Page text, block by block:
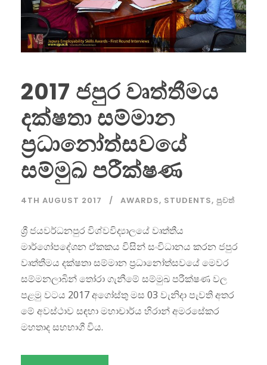
2017 ජපුර වෘත්තීමය
දක්ෂතා සම්මාන
ප්‍රධානෝත්සවයේ
සම්මුඛ පරීක්ෂණ
4TH AUGUST 2017 AWARDS, STUDENTS, පුවත්
ශ්‍රී ජයවර්ධනපුර විශ්වවිද්‍යාලයේ වෘත්තීය
මාර්ගෝපදේශන ඒකකය විසින් සංවිධානය කරන ජපුර
වෘත්තීමය දක්ෂතා සම්මාන ප්‍රධානෝත්සවයේ මෙවර
සම්මනලාබින් තෝරා ගැනීමේ සම්මුඛ පරීක්ෂණ වල
පළමු වටය 2017 අගෝස්තු මස 03 වැනිදා පැවති අතර
මේ අවස්ථාව සඳහා මහාචාර්ය හිරාන් අමරසේකර
මහතාද සහභාගී විය.